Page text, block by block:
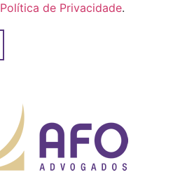
Política de Privacidade.